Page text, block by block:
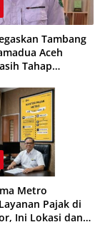
Tambang
Aceh
Tahap
Metro
Pajak di
Ini Lokasi dan